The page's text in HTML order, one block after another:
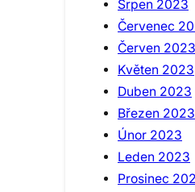
Srpen 2023
Červenec
Červen 2023
Květen 2023
Duben 2023
Březen 2023
Únor 2023
Leden 2023
Prosinec